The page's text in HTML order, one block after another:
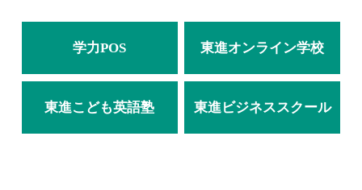
学力POS 東進オンライン学校
東進こども英語塾 東進ビジネススクール